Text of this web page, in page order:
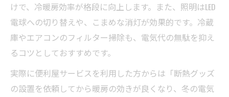
身近な代行サービスで始める節電生活
便利屋が推す節電グッズ活用のポイント
暮らしに役立つ便利屋の節電アドバイス
便利屋が考えるエネルギー負担減の工夫
けで、冷暖房効率が格段に向上します。また、照明はLED
電球への切り替えや、こまめな消灯が効果的です。冷蔵
庫やエアコンのフィルター掃除も、電気代の無駄を抑え
るコツとしておすすめです。
実際に便利屋サービスを利用した方からは「断熱グッズ
の設置を依頼してから暖房の効きが良くなり、冬の電気